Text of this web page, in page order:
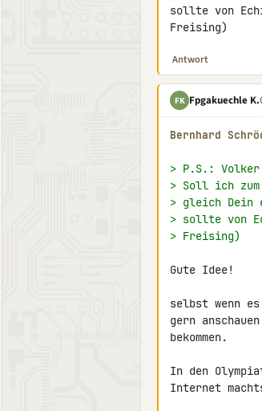
sollte von
Freising)
Antwort
FK Fpgakuechle K.
Bernhard
> P.S.: Volker
> Soll ich zum
> gleich Dein
> sollte von
> Freising)
Gute Idee!
selbst wenn
gern
bekommen.
In den
Internet